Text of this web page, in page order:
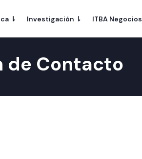
⇂ Investigación ⇂ ITBA Negocios
de Contacto